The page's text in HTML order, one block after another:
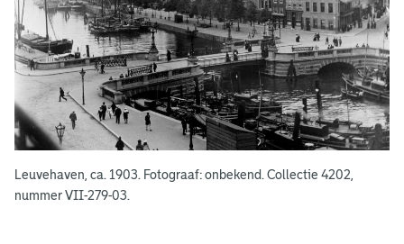
Leuvehaven, ca. 1903. Fotograaf: onbekend. Collectie 4202,
nummer VII-279-03.